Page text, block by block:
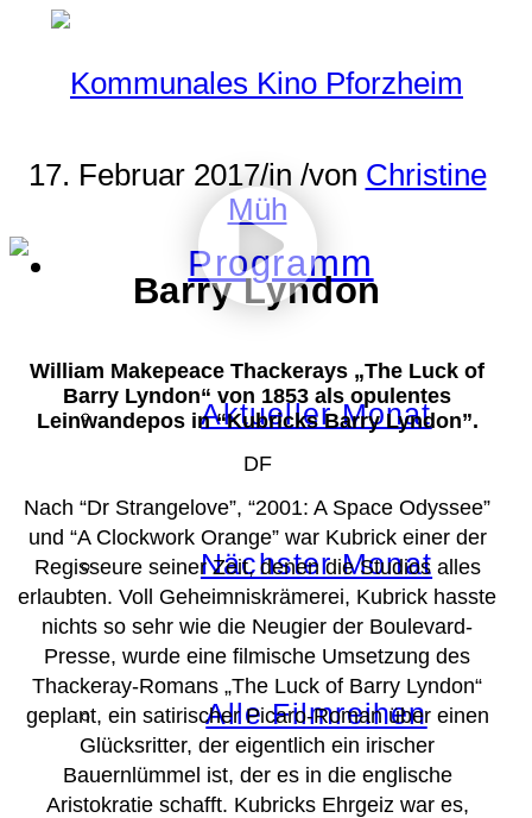
Programm
Aktueller Monat
Nächster Monat
Alle Filmreihen
17. Februar 2017/in /von Christine
Müh
Barry Lyndon
William Makepeace Thackerays „The Luck of
Barry Lyndon“ von 1853 als opulentes
Leinwandepos in “Kubricks Barry Lyndon”.
DF
Nach “Dr Strangelove”, “2001: A Space Odyssee”
und “A Clockwork Orange” war Kubrick einer der
Regisseure seiner Zeit, denen die Studios alles
erlaubten. Voll Geheimniskrämerei, Kubrick hasste
nichts so sehr wie die Neugier der Boulevard-
Presse, wurde eine filmische Umsetzung des
Thackeray-Romans „The Luck of Barry Lyndon“
geplant, ein satirischer Picaro-Roman über einen
Glücksritter, der eigentlich ein irischer
Bauernlümmel ist, der es in die englische
Aristokratie schafft. Kubricks Ehrgeiz war es,